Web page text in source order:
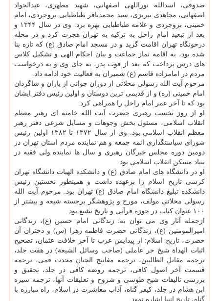
صدوقی، اسدالله نوراللهی اصفهانی، شهید مطهری، عبدالجواد
اصفهانی، مجاهدی تبریزی، سید محمدباقر طباطبایی بروجردی، امام
خمینی، بروجردی و علامه طباطبایی بهره برد. وی در سال ۱۳۴۴ و
بعد از تبعید امام راحل به تركیه به تهران هجرت كرد و در محله
درخونگاه تهران اقامت گزید و در مسجد امام صادق (ع) كه تازه بنا
شده بود، به اقامه نماز جماعت و بیان احكام الهی و تشكیل كلاس
های درس پرداخت كه بعد از فوت پدر، به جای وی و به درخواست
مردم در امامزاده قاسم (ع) شمیران به فعالیت خود ادامه داد.
مرحوم آیت الله رسولی محلاتی از دوران جوانی از یاران و شاگردان
امام خمینی (ره) و از قدیمی ترین دوستان و اولین رئیس دفتر ایشان
بود كه تا آخر عمر امام راحل را همراهی كرد.
او از روز نخست رهبری حضرت آیت الله خامنه ای رهبر معظم
انقلاب اسلامی، مسئول بخش وجوهات و مسایل شرعی دفتر رهبر
معظم انقلاب اسلامی بود. وی از سال ۱۳۷۲ تا ۱۳۸۲ اولین رئیس
شورای سیاستگذاری ائمه جمعه و هم نماینده مردم استان تهران در
دومین دوره مجلس خبرگان رهبری و سال ها نماینده ولی فقیه در
بنیاد مسكن انقلاب اسلامی بود.
او در دانشگاه های امام صادق (ع) و دانشكده الهیات دانشگاه تهران
كرسی تاریخ اسلام را برعهده داشت و همینطور نخستین رئیس
دانشكده تبلیغ دانشگاه امام صادق (ع) تهران بود. مرحوم آیت الله
رسولی محلاتی مولف، مورخ و پژوهشگر برجسته شیعه و بیشتر از
۱۰۰ عنوان كتاب در حوزه قرآنی و تاریخ تشیع بود.
ازجمله آثار وی می توان به؛ زندگانی امام حسین (ع)، زندگانی
امیرالمومنین (ع)، زندگانی حضرت فاطمه زهرا (س) و دختران آن
حضرت، تاریخ اسلام: از پیدایش عرب تا آخر خلافت عثمان، تصحیح
اثبات الهداة شیخ حر عاملی (صاحب وسائل الشیعة) در هفت جلد،
ترجمه مقاتل الطالبین، ترجمه مفاتیح الجنان محدث قمی، ترجمه
قسمت آخر اصول كافی، ترجمه روضه كافی در جلد، تحقیق و
بررسی تالیفات شیخ طوسی و شروح و تعلیقات آنها، ترجمه سیره
ابن هشام در جلد، كیفر گناه، آداب معاشرت در اسلام، راه مبارزه با
گناه، تاریخ انبیا اشاره نمود.